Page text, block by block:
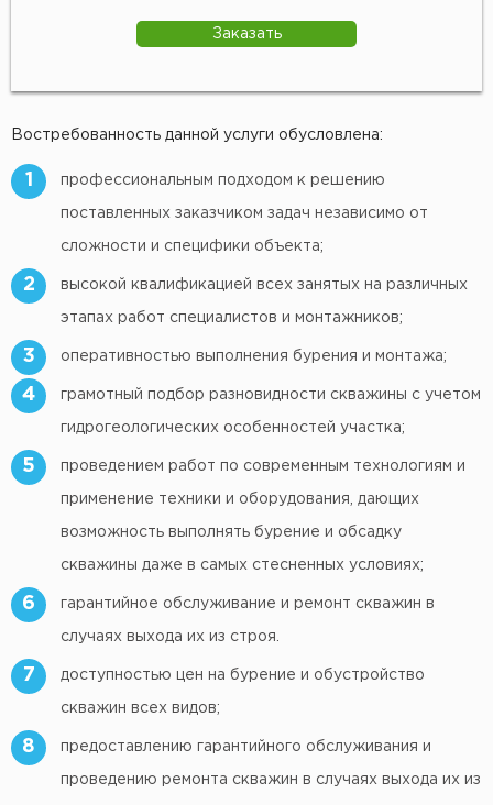
Заказать
Востребованность данной услуги обусловлена:
1 профессиональным подходом к решению
поставленных заказчиком задач независимо от
сложности и специфики объекта;
2 высокой квалификацией всех занятых на различных
этапах работ специалистов и монтажников;
3 оперативностью выполнения бурения и монтажа;
4 грамотный подбор разновидности скважины с учетом
гидрогеологических особенностей участка;
5 проведением работ по современным технологиям и
применение техники и оборудования, дающих
возможность выполнять бурение и обсадку
скважины даже в самых стесненных условиях;
6 гарантийное обслуживание и ремонт скважин в
случаях выхода их из строя.
7 доступностью цен на бурение и обустройство
скважин всех видов;
8 предоставлению гарантийного обслуживания и
проведению ремонта скважин в случаях выхода их из